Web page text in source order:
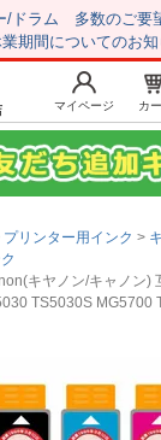
/ドラム 多数のご要
期間についてのお
マイページ カ
プリンター用インク
キヤノン/キャノン)
TS5030S MG5700